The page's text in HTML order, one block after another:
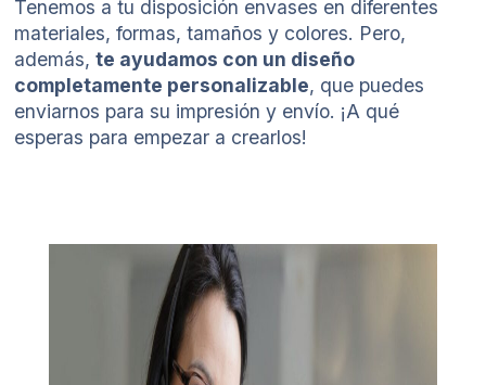
Tenemos a tu disposición envases en diferentes
materiales, formas, tamaños y colores. Pero,
además,te ayudamos con un diseño
completamente personalizable, que puedes
enviarnos para su impresión y envío. ¡A qué
esperas para empezar a crearlos!